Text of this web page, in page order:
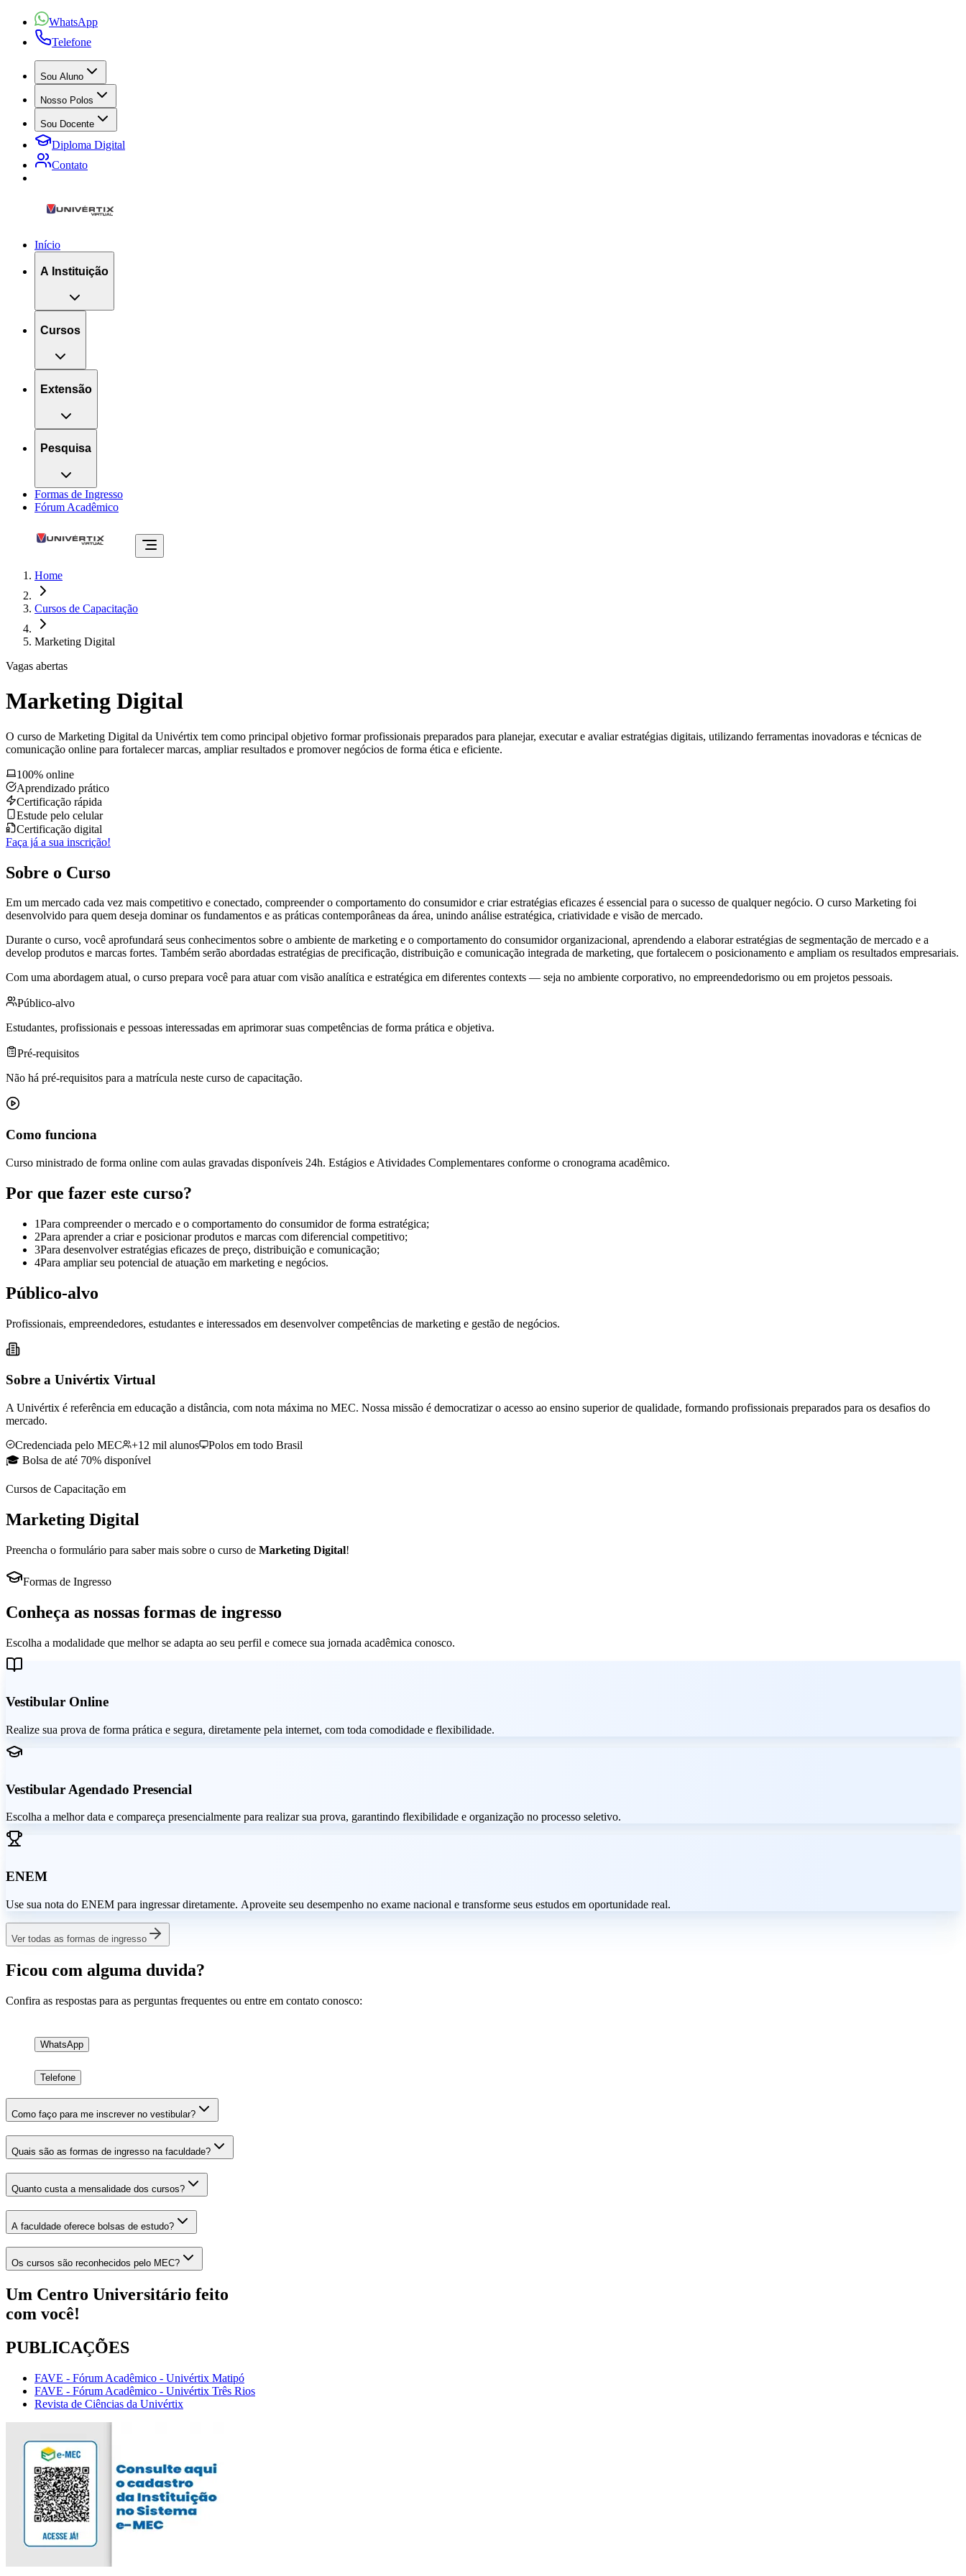
WhatsApp
Telefone
Sou Aluno
Nosso Polos
Sou Docente
Diploma Digital
Contato
Início
A Instituição
Cursos
Extensão
Pesquisa
Formas de Ingresso
Fórum Acadêmico
Home
Cursos de Capacitação
Marketing Digital
Vagas abertas
Marketing Digital
O curso de Marketing Digital da Univértix tem como principal objetivo formar profissionais preparados para planejar, executar e avaliar estratégias digitais, utilizando ferramentas inovadoras e técnicas de
comunicação online para fortalecer marcas, ampliar resultados e promover negócios de forma ética e eficiente.
100% online
Aprendizado prático
Certificação rápida
Estude pelo celular
Certificação digital
Faça já a sua inscrição!
Sobre o Curso
Em um mercado cada vez mais competitivo e conectado, compreender o comportamento do consumidor e criar estratégias eficazes é essencial para o sucesso de qualquer negócio. O curso Marketing foi
desenvolvido para quem deseja dominar os fundamentos e as práticas contemporâneas da área, unindo análise estratégica, criatividade e visão de mercado.
Durante o curso, você aprofundará seus conhecimentos sobre o ambiente de marketing e o comportamento do consumidor organizacional, aprendendo a elaborar estratégias de segmentação de mercado e a
develop produtos e marcas fortes. Também serão abordadas estratégias de precificação, distribuição e comunicação integrada de marketing, que fortalecem o posicionamento e ampliam os resultados empresariais.
Com uma abordagem atual, o curso prepara você para atuar com visão analítica e estratégica em diferentes contexts — seja no ambiente corporativo, no empreendedorismo ou em projetos pessoais.
Público-alvo
Estudantes, profissionais e pessoas interessadas em aprimorar suas competências de forma prática e objetiva.
Pré-requisitos
Não há pré-requisitos para a matrícula neste curso de capacitação.
Como funciona
Curso ministrado de forma online com aulas gravadas disponíveis 24h. Estágios e Atividades Complementares conforme o cronograma acadêmico.
Por que fazer este curso?
1Para compreender o mercado e o comportamento do consumidor de forma estratégica;
2Para aprender a criar e posicionar produtos e marcas com diferencial competitivo;
3Para desenvolver estratégias eficazes de preço, distribuição e comunicação;
4Para ampliar seu potencial de atuação em marketing e negócios.
Público-alvo
Profissionais, empreendedores, estudantes e interessados em desenvolver competências de marketing e gestão de negócios.
Sobre a Univértix Virtual
A Univértix é referência em educação a distância, com nota máxima no MEC. Nossa missão é democratizar o acesso ao ensino superior de qualidade, formando profissionais preparados para os desafios do
mercado.
Credenciada pelo MEC
+12 mil alunos
Polos em todo Brasil
🎓 Bolsa de até 70% disponível
Cursos de Capacitação em
Marketing Digital
Preencha o formulário para saber mais sobre o curso de Marketing Digital!
Formas de Ingresso
Conheça as nossas formas de ingresso
Escolha a modalidade que melhor se adapta ao seu perfil e comece sua jornada acadêmica conosco.
Vestibular Online
Realize sua prova de forma prática e segura, diretamente pela internet, com toda comodidade e flexibilidade.
Vestibular Agendado Presencial
Escolha a melhor data e compareça presencialmente para realizar sua prova, garantindo flexibilidade e organização no processo seletivo.
ENEM
Use sua nota do ENEM para ingressar diretamente. Aproveite seu desempenho no exame nacional e transforme seus estudos em oportunidade real.
Ver todas as formas de ingresso
Ficou com alguma duvida?
Confira as respostas para as perguntas frequentes ou entre em contato conosco:
WhatsApp
Telefone
Como faço para me inscrever no vestibular?
Quais são as formas de ingresso na faculdade?
Quanto custa a mensalidade dos cursos?
A faculdade oferece bolsas de estudo?
Os cursos são reconhecidos pelo MEC?
Um Centro Universitário feito
com você!
PUBLICAÇÕES
FAVE - Fórum Acadêmico - Univértix Matipó
FAVE - Fórum Acadêmico - Univértix Três Rios
Revista de Ciências da Univértix